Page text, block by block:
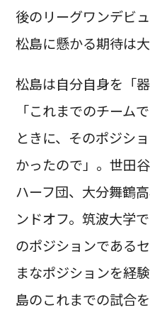
後のリーグワンデビ
松島に懸かる期待は大
松島は自分自身を「
「これまでのチーム
ときに、そのポジシ
かったので」。世田
ハーフ団、大分舞鶴
ンドオフ。筑波大学
のポジションである
まなポジションを経
島のこれまでの試合